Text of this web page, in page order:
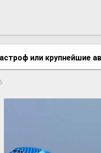
или крупнейшие